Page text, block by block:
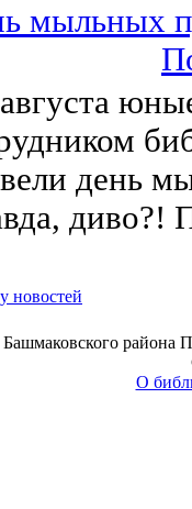
мыльных
день
диво?!
новостей
района
О